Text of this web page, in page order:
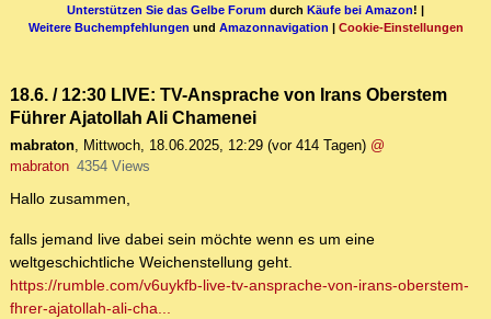
Unterstützen Sie das Gelbe Forum durch Käufe bei Amazon! |
Weitere Buchempfehlungen und Amazonnavigation | Cookie-Einstellungen
18.6. / 12:30 LIVE: TV-Ansprache von Irans Oberstem
Führer Ajatollah Ali Chamenei
mabraton, Mittwoch, 18.06.2025, 12:29 (vor 414 Tagen) @
mabraton 4354 Views
Hallo zusammen,
falls jemand live dabei sein möchte wenn es um eine
weltgeschichtliche Weichenstellung geht.
https://rumble.com/v6uykfb-live-tv-ansprache-von-irans-oberstem-
fhrer-ajatollah-ali-cha...